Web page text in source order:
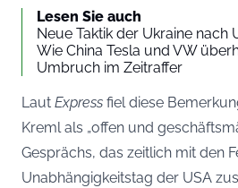
Lesen Sie auch
Neue Taktik der Ukraine nach
Wie China Tesla und VW
Umbruch im Zeitraffer
Laut Express fiel diese
Kreml als „offen und
Gesprächs, das zeitlich mit den
Unabhängigkeitstag der USA